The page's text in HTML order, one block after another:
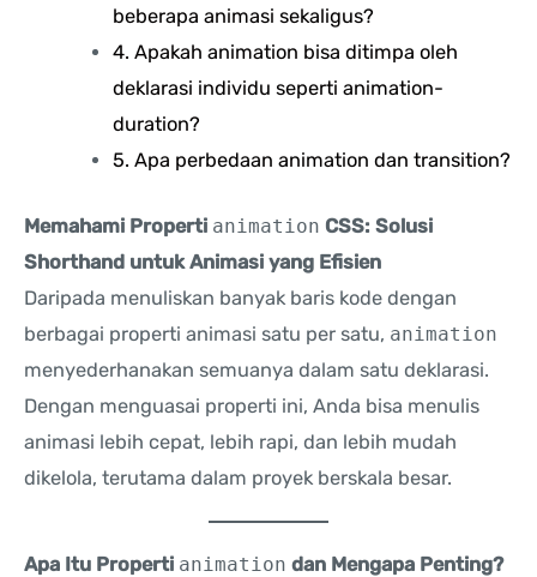
beberapa animasi sekaligus?
4. Apakah animation bisa ditimpa oleh
deklarasi individu seperti animation-
duration?
5. Apa perbedaan animation dan transition?
Memahami Properti animation CSS: Solusi
Shorthand untuk Animasi yang Efisien
Daripada menuliskan banyak baris kode dengan
berbagai properti animasi satu per satu, animation
menyederhanakan semuanya dalam satu deklarasi.
Dengan menguasai properti ini, Anda bisa menulis
animasi lebih cepat, lebih rapi, dan lebih mudah
dikelola, terutama dalam proyek berskala besar.
Apa Itu Properti animation dan Mengapa Penting?